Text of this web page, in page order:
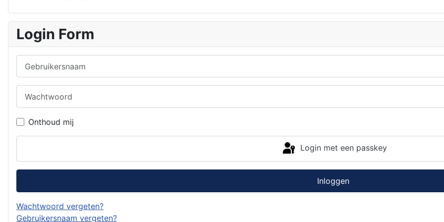
Login Form
Onthoud mij
Login met een passkey
Inloggen
Wachtwoord vergeten?
Gebruikersnaam vergeten?